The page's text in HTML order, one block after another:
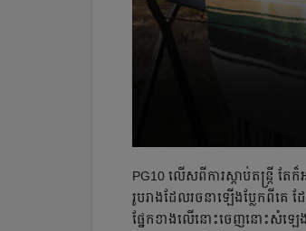
PG10 លើស​ពី​ការ​​ស្ដាប់​​តន្ត្រី ត
រូបរាង​ដែល​រចនា​ឡើង​ប្លែក​ពី​គេ
ផ្នែក​ខាង​លើ​នោះ​ចេញ​នោះ​​សំឡេ